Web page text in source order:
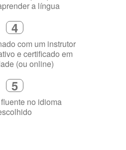
com um instrutor
e certificado em
(ou online)
5
fluente no idioma